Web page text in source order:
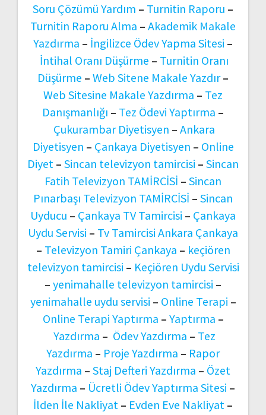
Soru Çözümü Yardım – Turnitin Raporu –
Turnitin Raporu Alma – Akademik Makale
Yazdırma – İngilizce Ödev Yapma Sitesi –
İntihal Oranı Düşürme – Turnitin Oranı
Düşürme – Web Sitene Makale Yazdır–
Web Sitesine Makale Yazdırma – Tez
Danışmanlığı – Tez Ödevi Yaptırma –
Çukurambar Diyetisyen – Ankara
Diyetisyen – Çankaya Diyetisyen – Online
Diyet – Sincan televizyon tamircisi – Sincan
Fatih Televizyon TAMİRCİSİ – Sincan
Pınarbaşı Televizyon TAMİRCİSİ – Sincan
Uyducu – Çankaya TV Tamircisi – Çankaya
Uydu Servisi – Tv Tamircisi Ankara Çankaya
– Televizyon Tamiri Çankaya – keçiören
televizyon tamircisi – Keçiören Uydu Servisi
– yenimahalle televizyon tamircisi –
yenimahalle uydu servisi – Online Terapi –
Online Terapi Yaptırma – Yaptırma –
Yazdırma – Ödev Yazdırma – Tez
Yazdırma – Proje Yazdırma – Rapor
Yazdırma – Staj Defteri Yazdırma – Özet
Yazdırma – Ücretli Ödev Yaptırma Sitesi –
İlden İle Nakliyat – Evden Eve Nakliyat –